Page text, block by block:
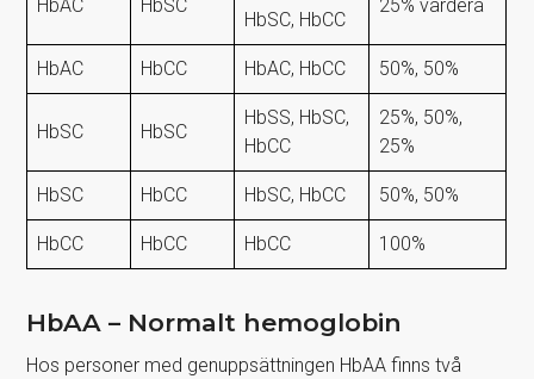
HbAC HbSC
HbSC, HbCC
25% vardera
HbAC HbCC HbAC, HbCC 50%, 50%
HbSC HbSC
HbSS, HbSC,
HbCC
25%, 50%,
25%
HbSC HbCC HbSC, HbCC 50%, 50%
HbCC HbCC HbCC 100%
HbAA – Normalt hemoglobin
Hos personer med genuppsättningen HbAA finns två